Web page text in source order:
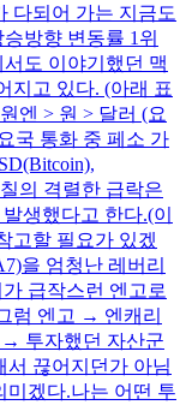
다되어 가는 지금도
방향 변동률 1위
도 이야기했던 맥
지고 있다. (아래 표
엔 > 원 > 달러 (요
국 통화 중 페소 가
의 격렬한 급락은
생했다고 한다.(이
고할 필요가 있겠
을 엄청난 레버리
급작스런 엔고로
럼 엔고 → 엔캐리
투자했던 자산군
서 끊어지던가 아님
미겠다.나는 어떤 투